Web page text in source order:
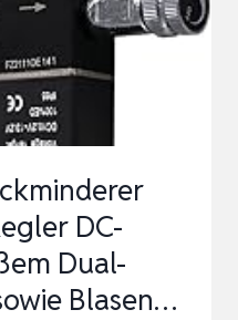
DC-
Dual-
Blasen…